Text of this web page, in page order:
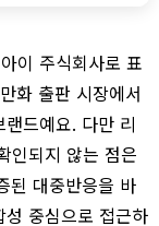
이 주식회사로 표
화 출판 시장에서
드예요. 다만 리
인되지 않는 점은
된 대중반응을 바
중심으로 접근하